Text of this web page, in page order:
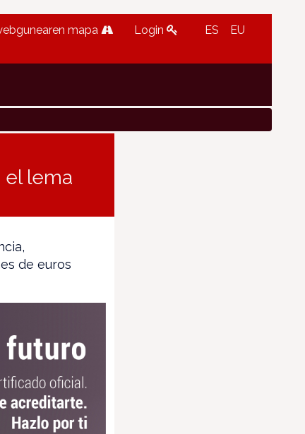
mapa Login ES EU
el lema
de euros